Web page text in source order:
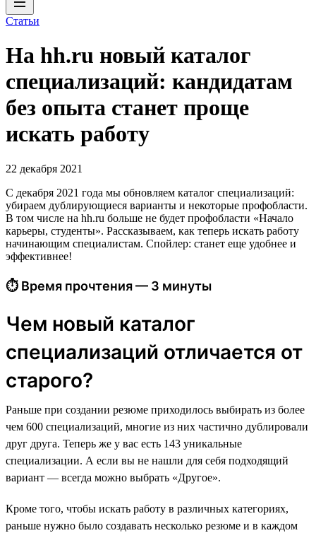
Статьи
На hh.ru новый каталог
специализаций: кандидатам
без опыта станет проще
искать работу
22 декабря 2021
С декабря 2021 года мы обновляем каталог специализаций:
убираем дублирующиеся варианты и некоторые профобласти.
В том числе на hh.ru больше не будет профобласти «Начало
карьеры, студенты». Рассказываем, как теперь искать работу
начинающим специалистам. Спойлер: станет еще удобнее и
эффективнее!
⏱ Время прочтения — 3 минуты
Чем новый каталог
специализаций отличается от
старого?
Раньше при создании резюме приходилось выбирать из более
чем 600 специализаций, многие из них частично дублировали
друг друга. Теперь же у вас есть 143 уникальные
специализации. А если вы не нашли для себя подходящий
вариант — всегда можно выбрать «Другое».
Кроме того, чтобы искать работу в различных категориях,
раньше нужно было создавать несколько резюме и в каждом